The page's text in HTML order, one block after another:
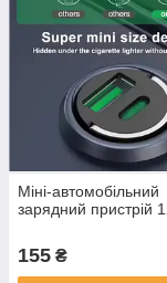
Міні-автомобільний
зарядний пристрій
155 ₴